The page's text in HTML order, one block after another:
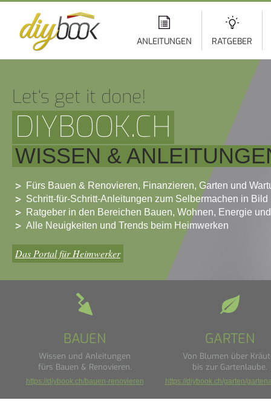
ANLEITUNGEN RATGEBER
Let‘s get it done!
DIYBOOK.CH
WISSEN &
Fürs Bauen & Renovieren, Finanzieren, Garten und
Schritt-für-Schritt-Anleitungen zum Selbermachen in Bild
Ratgeber in den Bereichen Bauen, Wohnen, Energie
Alle Neuigkeiten und Trends beim Heimwerken
Das Portal für Heimwerker
BAUEN
Wissen und Anleitungen
fürs Bauen & Renovieren.
https://diybook.ch/bauen-renovieren
GARTEN
Von Blumen über
bis zur Gartenlaube.
https://diybook.ch/garten/